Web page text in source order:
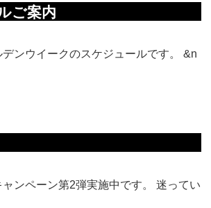
ご案内
ンウイークのスケジュールです。 &n
ンペーン第2弾実施中です。 迷ってい